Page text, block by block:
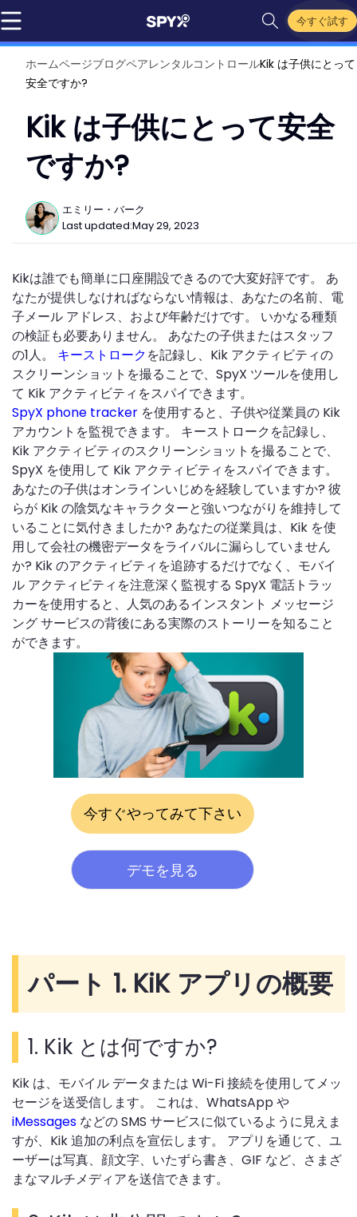
今すぐ試す
ホームページブログペアレンタルコントロールKik は子供にとって
安全ですか?
Kik は子供にとって安全
ですか?
エミリー・バーク
Last updated:May 29, 2023
Kikは誰でも簡単に口座開設できるので大変好評です。 あ
なたが提供しなければならない情報は、あなたの名前、電
子メール アドレス、および年齢だけです。 いかなる種類
の検証も必要ありません。 あなたの子供またはスタッフ
の1人。 キーストロークを記録し、Kik アクティビティの
スクリーンショットを撮ることで、SpyX ツールを使用し
て Kik アクティビティをスパイできます。
SpyX phone tracker を使用すると、子供や従業員の Kik
アカウントを監視できます。 キーストロークを記録し、
Kik アクティビティのスクリーンショットを撮ることで、
SpyX を使用して Kik アクティビティをスパイできます。
あなたの子供はオンラインいじめを経験していますか? 彼
らが Kik の陰気なキャラクターと強いつながりを維持して
いることに気付きましたか? あなたの従業員は、Kik を使
用して会社の機密データをライバルに漏らしていません
か? Kik のアクティビティを追跡するだけでなく、モバイ
ル アクティビティを注意深く監視する SpyX 電話トラッ
カーを使用すると、人気のあるインスタント メッセージ
ング サービスの背後にある実際のストーリーを知ること
ができます。
今すぐやってみて下さい
デモを見る
パート 1. KiK アプリの概要
1. Kik とは何ですか?
Kik は、モバイル データまたは Wi-Fi 接続を使用してメッ
セージを送受信します。 これは、WhatsApp や
iMessages などの SMS サービスに似ているように見えま
すが、Kik 追加の利点を宣伝します。 アプリを通じて、ユ
ーザーは写真、顔文字、いたずら書き、GIF など、さまざ
まなマルチメディアを送信できます。